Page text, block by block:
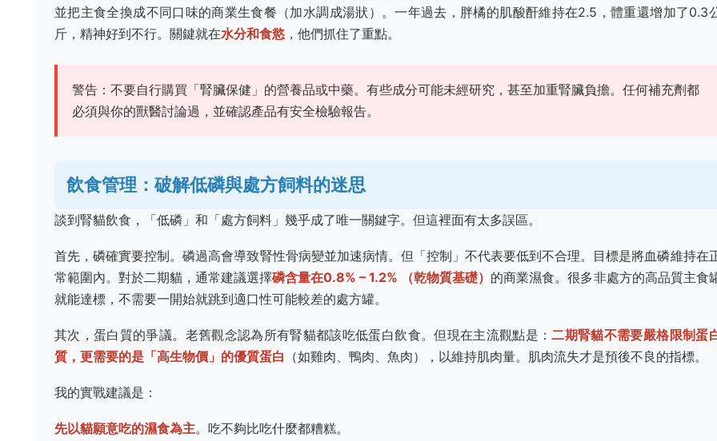
並把主食全換成不同口味的商業生食餐（加水調成湯狀）。一年過去，胖橘的肌酸酐維持在2.5，體重還增加了0.3
斤，精神好到不行。關鍵就在水分和食慾 ，他們抓住了重點。
警告：不要自行購買「腎臟保健」的營養品或中藥。有些成分可能未經研究，甚至加重腎臟負擔。任何補充劑都
必須與你的獸醫討論過，並確認產品有安全檢驗報告。
飲食管理：破解低磷與處方飼料的迷思
談到腎貓飲食，「低磷」和「處方飼料」幾乎成了唯一關鍵字。但這裡面有太多誤區。
首先，磷確實要控制。磷過高會導致腎性骨病變並加速病情。但「控制」不代表要低到不合理。目標是將血磷維持在
常範圍內。對於二期貓，通常建議選擇磷含量在0.8% – 1.2% （乾物質基礎） 的商業濕食。很多非處方的高品質主食
就能達標，不需要一開始就跳到適口性可能較差的處方罐。
其次，蛋白質的爭議。老舊觀念認為所有腎貓都該吃低蛋白飲食。但現在主流觀點是：二期腎貓不需要嚴格限制蛋
質，更需要的是「高生物價」的優質蛋白 （如雞肉、鴨肉、魚肉），以維持肌肉量。肌肉流失才是預後不良的指標。
我的實戰建議是：
先以貓願意吃的濕食為主。吃不夠比吃什麼都糟糕。